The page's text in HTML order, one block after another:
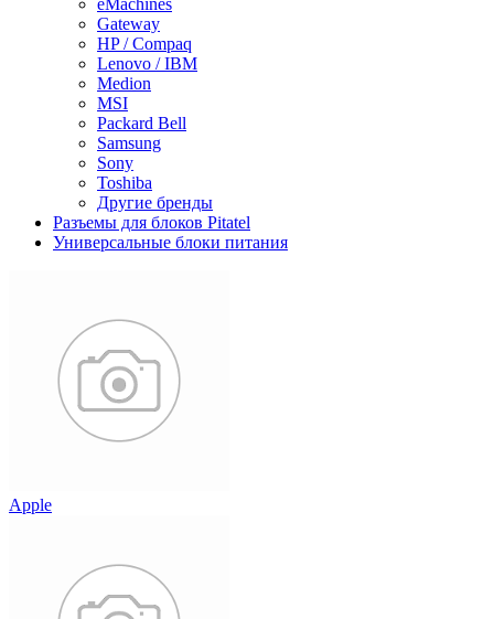
Gateway
HP / Compaq
Lenovo / IBM
Medion
MSI
Packard Bell
Samsung
Sony
Toshiba
Другие бренды
Разъемы для блоков Pitatel
Универсальные блоки питания
Apple